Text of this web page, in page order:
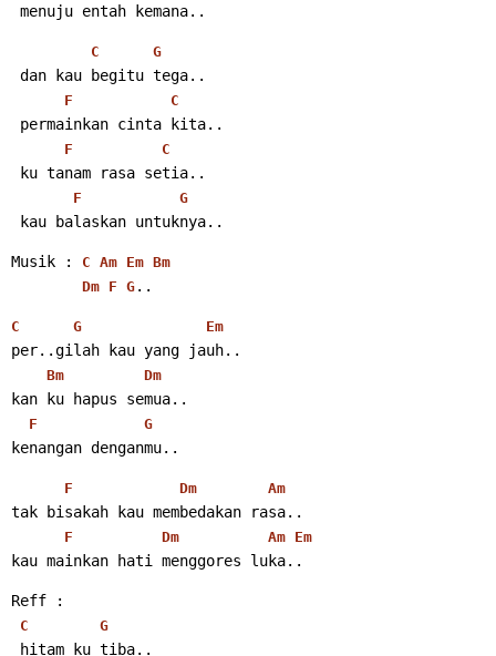
menuju entah kemana..
C G
dan kau begitu tega..
F C
permainkan cinta kita..
F C
ku tanam rasa setia..
F G
kau balaskan untuknya..
Musik : C Am Em Bm
Dm F G ..
C G Em
per..gilah kau yang jauh..
Bm Dm
kan ku hapus semua..
F G
kenangan denganmu..
F Dm Am
tak bisakah kau membedakan rasa..
F Dm Am Em
kau mainkan hati menggores luka..
Reff :
C G
hitam ku tiba..